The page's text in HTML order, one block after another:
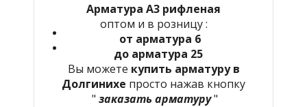
Арматура А3 рифленая
оптом и в розницу :
от арматура 6
до арматура 25
Вы можете купить арматуру в
Долгинихе просто нажав кнопку
" заказать арматуру"